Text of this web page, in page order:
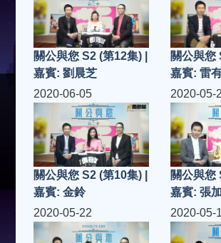
關公與您 S2 (第12集) |
嘉賓: 劉晨芝
關公與您
嘉賓: 雷
2020-06-05
關公與您 S2 (第10集) |
嘉賓: 金鈴
2020-05-
關公與您
嘉賓: 張
2020-05-22
2020-05-